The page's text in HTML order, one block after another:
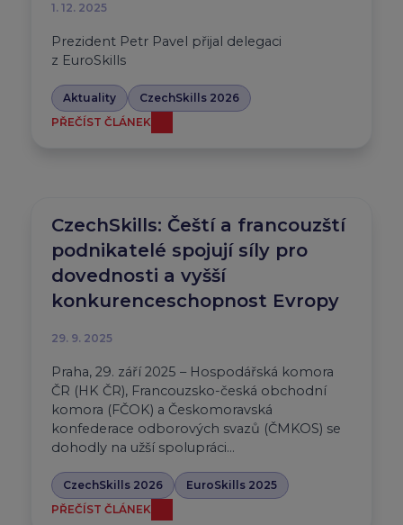
1. 12. 2025
Prezident Petr Pavel přijal delegaci
z EuroSkills
Aktuality
CzechSkills 2026
PŘEČÍST ČLÁNEK
CzechSkills: Čeští a francouzští
podnikatelé spojují síly pro
dovednosti a vyšší
konkurenceschopnost Evropy
29. 9. 2025
Praha, 29. září 2025 – Hospodářská komora
ČR (HK ČR), Francouzsko-česká obchodní
komora (FČOK) a Českomoravská
konfederace odborových svazů (ČMKOS) se
dohodly na užší spolupráci…
CzechSkills 2026
EuroSkills 2025
PŘEČÍST ČLÁNEK